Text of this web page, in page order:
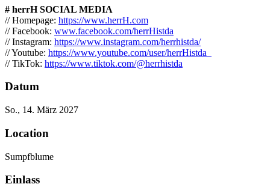
# herrH SOCIAL MEDIA
// Homepage: https://www.herrH.com
// Facebook: www.facebook.com/herrHistda
// Instagram: https://www.instagram.com/herrhistda/
// Youtube: https://www.youtube.com/user/herrHistda
// TikTok: https://www.tiktok.com/@herrhistda
Datum
So., 14. März 2027
Location
Sumpfblume
Einlass